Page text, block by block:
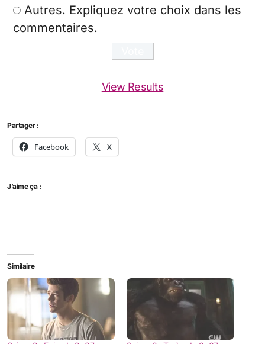
Autres. Expliquez votre choix dans les
commentaires.
View Results
Partager :
Facebook X
J’aime ça :
Similaire